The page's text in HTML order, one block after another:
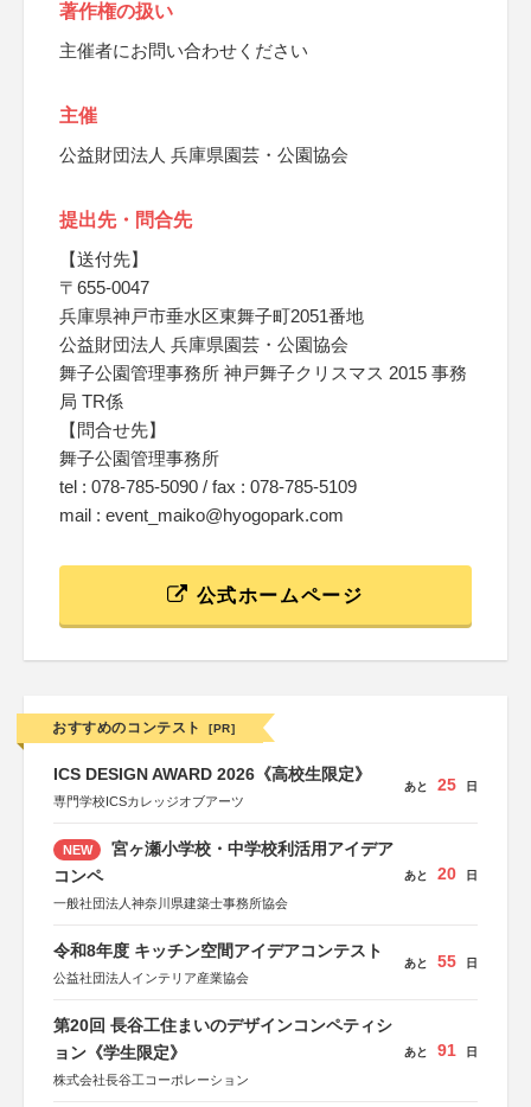
著作権の扱い
主催者にお問い合わせください
主催
公益財団法人 兵庫県園芸・公園協会
提出先・問合先
【送付先】
〒655-0047
兵庫県神戸市垂水区東舞子町2051番地
公益財団法人 兵庫県園芸・公園協会
舞子公園管理事務所 神戸舞子クリスマス 2015 事務
局 TR係
【問合せ先】
舞子公園管理事務所
tel : 078-785-5090 / fax : 078-785-5109
mail : event_maiko@hyogopark.com
公式ホームページ
おすすめのコンテスト [PR]
ICS DESIGN AWARD 2026《高校生限定》
専門学校ICSカレッジオブアーツ
あと 25 日
NEW
宮ヶ瀬小学校・中学校利活用アイデア
コンペ
一般社団法人神奈川県建築士事務所協会
あと 20 日
令和8年度 キッチン空間アイデアコンテスト
公益社団法人インテリア産業協会
あと 55 日
第20回 長谷工住まいのデザインコンペティシ
ョン《学生限定》
株式会社長谷工コーポレーション
あと 91 日